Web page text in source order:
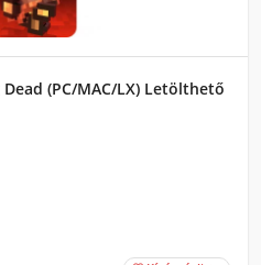
(PC/MAC/LX) Letölthető